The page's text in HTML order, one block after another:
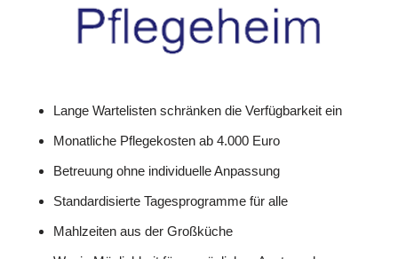
Lange Wartelisten schränken die Verfügbarkeit ein
Monatliche Pflegekosten ab 4.000 Euro
Betreuung ohne individuelle Anpassung
Standardisierte Tagesprogramme für alle
Mahlzeiten aus der Großküche